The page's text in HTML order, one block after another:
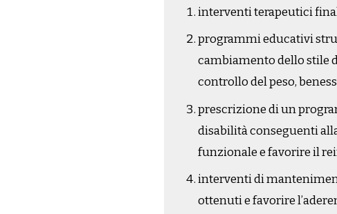
interventi terapeutici
programmi educativi
cambiamento dello stile
controllo del peso,
prescrizione di un
disabilità conseguenti
funzionale e favorire il
interventi di
ottenuti e favorire